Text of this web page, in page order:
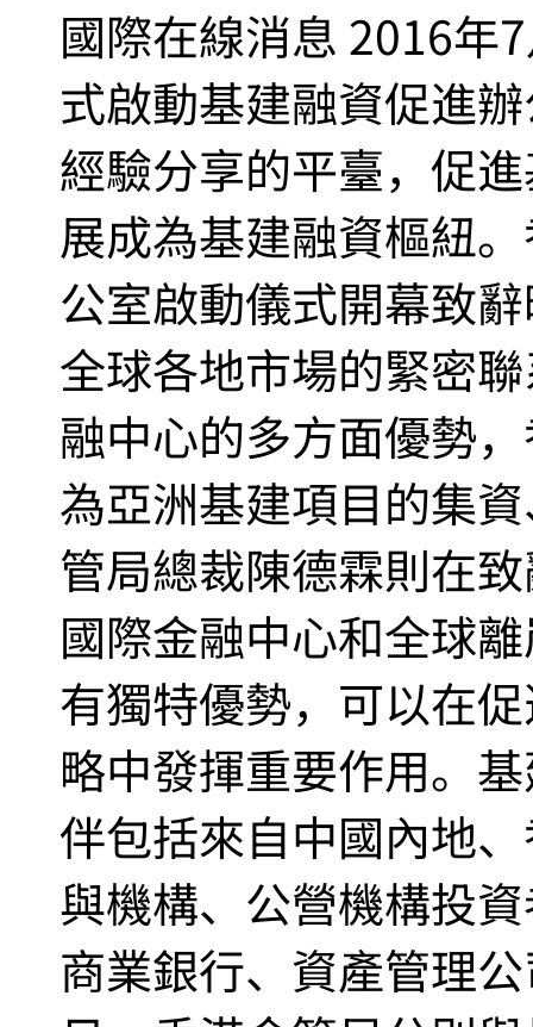
國際在線消息 2016年
式啟動基建融資促進
經驗分享的平臺，促
展成為基建融資樞紐
公室啟動儀式開幕致
全球各地市場的緊密
融中心的多方面優勢
為亞洲基建項目的集
管局總裁陳德霖則在
國際金融中心和全球
有獨特優勢，可以在
略中發揮重要作用。
伴包括來自中國內地
與機構、公營機構投
商業銀行、資產管理